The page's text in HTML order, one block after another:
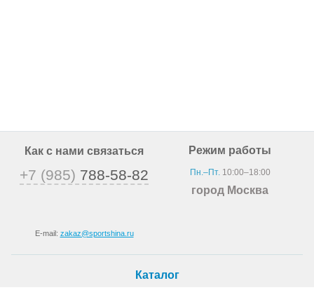
Как с нами связаться
+7 (985) 788-58-82
E-mail: zakaz@sportshina.ru
Режим работы
Пн.–Пт.10:00–18:00
город Москва
Каталог